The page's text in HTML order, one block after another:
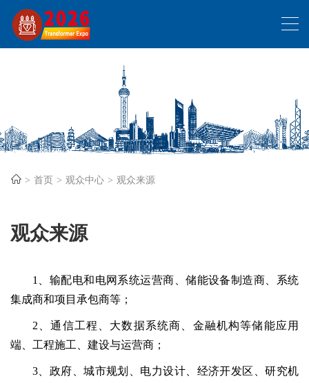
首页 观众中心 观众来源
观众来源
1、输配电和电网系统运营商、储能设备制造商、系统
集成商和项目承包商等；
2、通信工程、大数据系统商、金融机构等储能应用
端、工程施工、建设与运营商；
3、政府、城市规划、电力设计、经济开发区、研究机